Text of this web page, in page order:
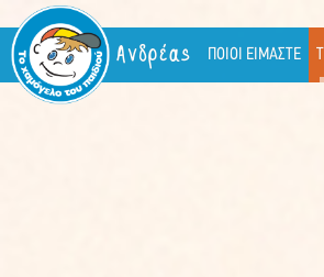
Ανδρέας ΠΟΙΟΙ ΕΙΜΑΣΤΕ